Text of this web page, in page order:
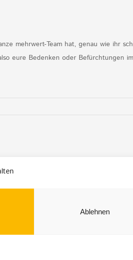
Ablehnen
mehrwert-Team hat, genau wie ihr
eure Bedenken oder Befürchtungen